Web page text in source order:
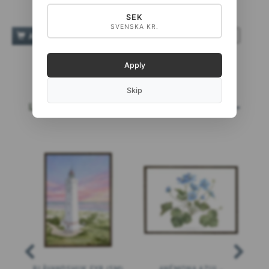
AÑADIR A LA CESTA TILFØJ TIL ØNSKESKYEN
LEE MÁS...
LOS MÁS VENDIDOS
SEK
SVENSKA KR.
Apply
Skip